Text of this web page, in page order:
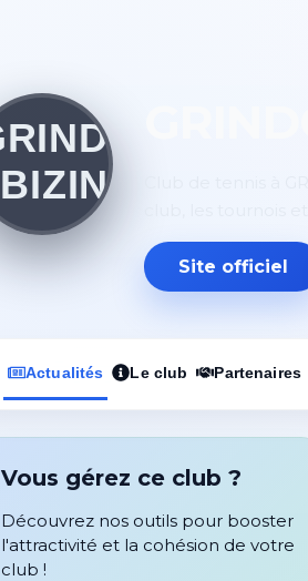
Site officiel
Actualités Le club Partenaires
Vous gérez ce club ?
Découvrez nos outils pour booster
l'attractivité et la cohésion de votre
club !